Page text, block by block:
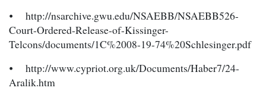
⦁ http://nsarchive.gwu.edu/NSAEBB/NSAEBB526-
Court-Ordered-Release-of-Kissinger-
Telcons/documents/1C%2008-19-74%20Schlesinger.pdf
⦁ http://www.cypriot.org.uk/Documents/Haber7/24-
Aralik.htm